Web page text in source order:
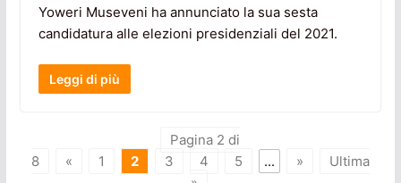
Yoweri Museveni ha annunciato la sua sesta
candidatura alle elezioni presidenziali del 2021.
Leggi di più
Pagina 2 di
8
« 1 2 3 4 5 ... »
Ultima